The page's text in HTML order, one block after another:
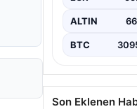
ALTIN
BTC
Son Eklenen